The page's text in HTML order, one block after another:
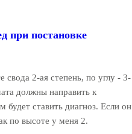
при постановке
свода 2-ая степень, по углу - 3-
должны направить к
будет ставить диагноз. Если он
по высоте у меня 2.